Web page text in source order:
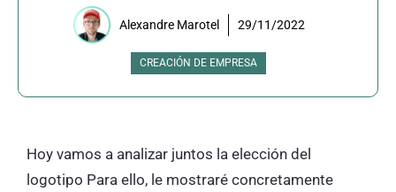
Alexandre Marotel 29/11/2022
CREACIÓN DE EMPRESA
Hoy vamos a analizar juntos la elección del
logotipo Para ello, le mostraré concretamente